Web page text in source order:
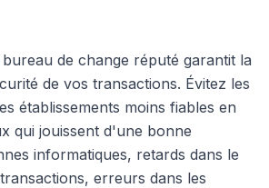
de change réputé garantit la
de vos transactions. Évitez les
établissements moins fiables en
qui jouissent d'une bonne
informatiques, retards dans le
erreurs dans les